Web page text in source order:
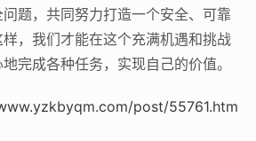
题，共同努力打造一个安全、可靠
，我们才能在这个充满机遇和挑战
完成各种任务，实现自己的价值。
post/55761.htm